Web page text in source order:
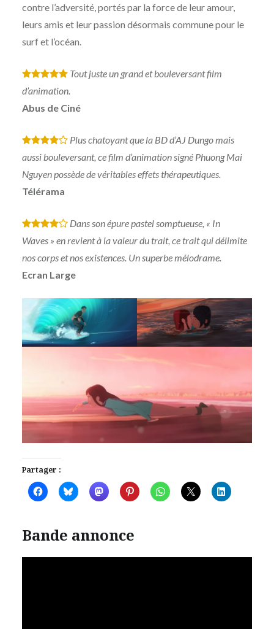
contre l’adversité, portés par la force de leur amour,
leurs amis et leur passion désormais commune pour le
surf et l’océan.
* * * * *Tout juste un grand et bouleversant film
d’animation.
Abus de Ciné
* * * *
Plus chatoyant que la BD d’AJ Dungo mais
aussi bouleversant, ce film d’animation signé Phuong Mai
Nguyen possède de véritables effets thérapeutiques.
Télérama
* * * *
Dans son épure pastel somptueuse, « In
Waves » en revient à la valeur du trait, ce trait qui délimite
nos corps et nos existences. Un superbe mélodrame.
Ecran Large
Partager :
Bande annonce